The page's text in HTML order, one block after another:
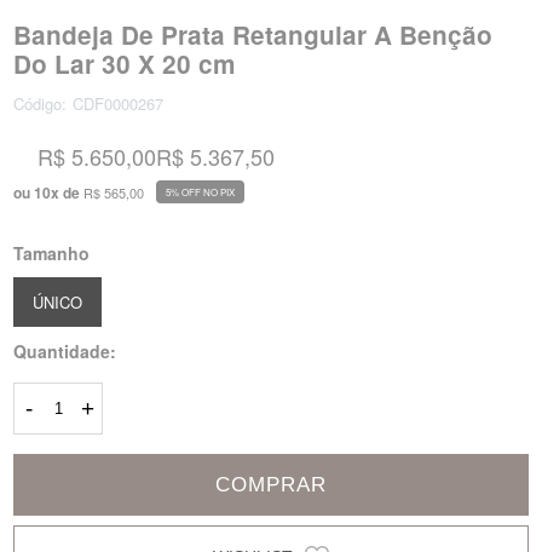
Bandeja De Prata Retangular A Benção
Do Lar 30 X 20 cm
Código: CDF0000267
R$ 5.650,00
ou 10x de R$ 565,00
R$ 5.367,50
5% OFF NO PIX
Tamanho
ÚNICO
Quantidade:
- +
COMPRAR